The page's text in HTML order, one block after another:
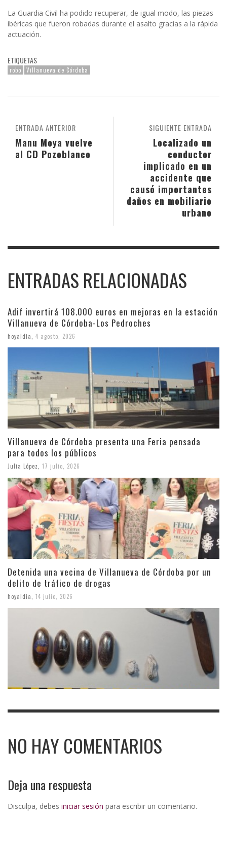
La Guardia Civil ha podido recuperar, de igual modo, las piezas
ibéricas que fueron robadas durante el asalto gracias a la rápida
actuación.
ETIQUETAS
robo Villanueva de Córdoba
SIGUIENTE ENTRADA
Localizado un
conductor
implicado en un
accidente que
causó importantes
daños en mobiliario
urbano
ENTRADA ANTERIOR
Manu Moya vuelve
al CD Pozoblanco
ENTRADAS RELACIONADAS
Adif invertirá 108.000 euros en mejoras en la estación
Villanueva de Córdoba-Los Pedroches
hoyaldia 4 agosto, 2026
Villanueva de Córdoba presenta una Feria pensada
para todos los públicos
Julia López, 17 julio, 2026
Detenida una vecina de Villanueva de Córdoba por un
delito de tráfico de drogas
hoyaldia 14 julio, 2026
NO HAY COMENTARIOS
Deja una respuesta
Disculpa, debes iniciar sesión para escribir un comentario.